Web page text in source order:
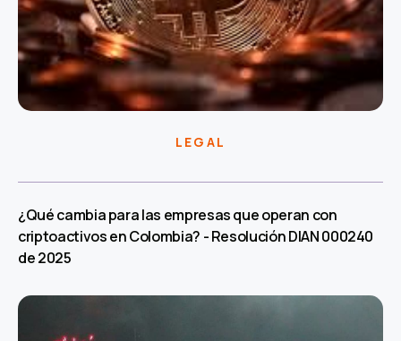
LEGAL
¿Qué cambia para las empresas que operan con
criptoactivos en Colombia? - Resolución DIAN 000240
de 2025